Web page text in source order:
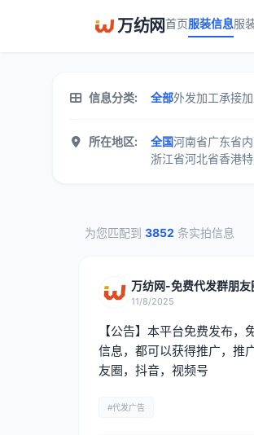
万纺网首页服装信息服
信息分类: 全部外发加工承接
所在地区: 全国河南省广东省
浙江省河北省香港
为您匹配到 3852 条实拍信息
万纺网-免费代发群朋友
11/8/2025
【公告】本平台免费发布，
信息，都可以获得推广，推
友圈，抖音，视频号
#代发广告